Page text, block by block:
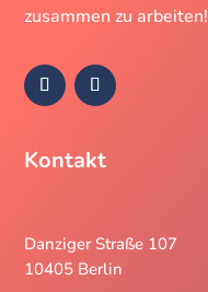
zusammen zu arbeiten!
Kontakt
Danziger Straße 107
10405 Berlin